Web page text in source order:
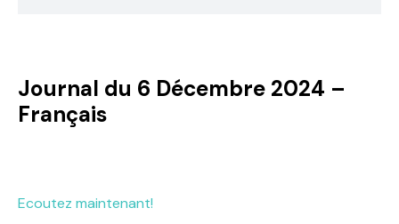
Journal du 6 Décembre 2024 –
Français
Ecoutez maintenant!